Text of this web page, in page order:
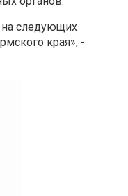
на следующих
края», -